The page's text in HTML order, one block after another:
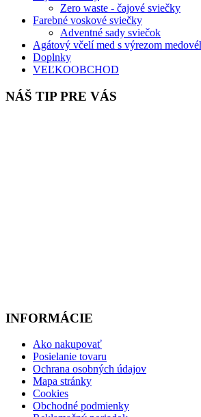
Zero waste - čajové sviečky
Farebné voskové sviečky
Adventné sady sviečok
Agátový včelí med s výrezom
Doplnky
VEĽKOOBCHOD
NÁŠ TIP PRE VÁS
INFORMÁCIE
Ako nakupovať
Posielanie tovaru
Ochrana osobných údajov
Mapa stránky
Cookies
Obchodné podmienky